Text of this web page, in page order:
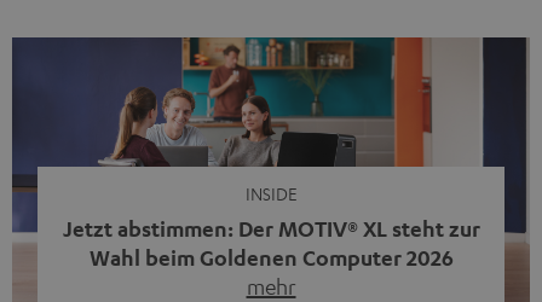
INSIDE
Jetzt abstimmen: Der MOTIV® XL steht zur
Wahl beim Goldenen Computer 2026
mehr